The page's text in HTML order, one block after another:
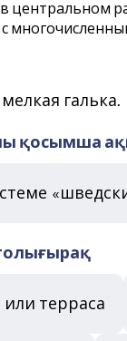
центральном
галька.
қосымша
или терраса